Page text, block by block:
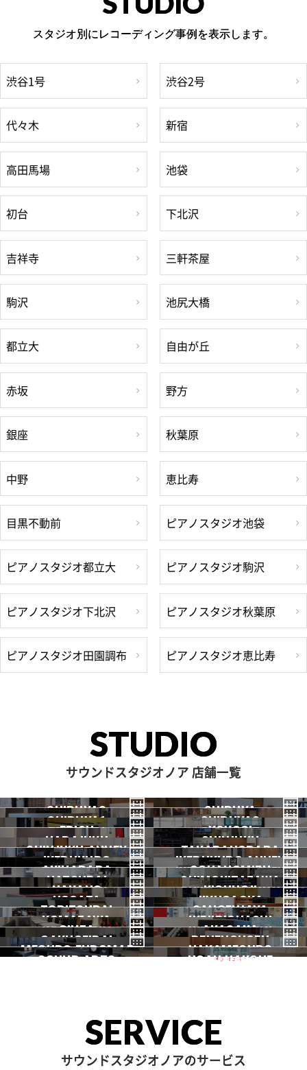
スタジオ別にレコーディング事例を表示します。
渋谷1号 渋谷2号
代々木 新宿
高田馬場 池袋
初台 下北沢
吉祥寺 三軒茶屋
駒沢 池尻大橋
都立大 自由が丘
赤坂 野方
銀座 秋葉原
中野 恵比寿
目黒不動前 ピアノスタジオ池袋
ピアノスタジオ都立大 ピアノスタジオ駒沢
ピアノスタジオ下北沢 ピアノスタジオ秋葉原
ピアノスタジオ田園調布 ピアノスタジオ恵比寿
STUDIO
サウンドスタジオノア 店舗一覧
SHIBUYA3
渋谷3号
2026.07 OPEN
SHIBUYA
渋谷本店
SHIBUYA1
渋谷1号
SHIBUYA2
渋谷2号
EBISU
恵比寿
YOYOGI
代々木
HARAJUKU
原宿
SHINJUKU
新宿
SHINJUKU ANNEX
新宿ANNEX
TAKADANOBABA
高田馬場
IKEBUKURO
池袋
IKEBUKURO ANNEX
池袋ANNEX
AKIHABARA
秋葉原
OCHANOMIZU
御茶ノ水
HATSUDAI
初台
SHIMOKITAZAWA
下北沢
NAKANO
中野
KICHIJOJI
吉祥寺
NOGATA
野方
JIYUGAOKA
自由が丘
TORITSUDAI
都立大
SANGENJAYA
三軒茶屋
KOMAZAWA
駒沢
IKEJIRIOHASHI
池尻大橋
一時閉店中
GINZA
銀座
AKASAKA
赤坂
GAKUGEIDAI
学芸大
DENENCHOFU
田園調布
MEGURO FUDOMAE NAKAMEGURO
SOUND ARTS NOAH HAKONE
SERVICE
サウンドスタジオノアのサービス